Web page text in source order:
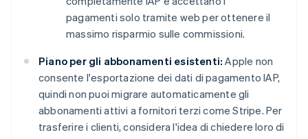
pagamenti solo tramite web per ottenere il
massimo risparmio sulle commissioni.
Piano per gli abbonamenti esistenti: Apple non
consente l'esportazione dei dati di pagamento IAP,
quindi non puoi migrare automaticamente gli
abbonamenti attivi a fornitori terzi come Stripe. Per
trasferire i clienti, considera l'idea di chiedere loro di